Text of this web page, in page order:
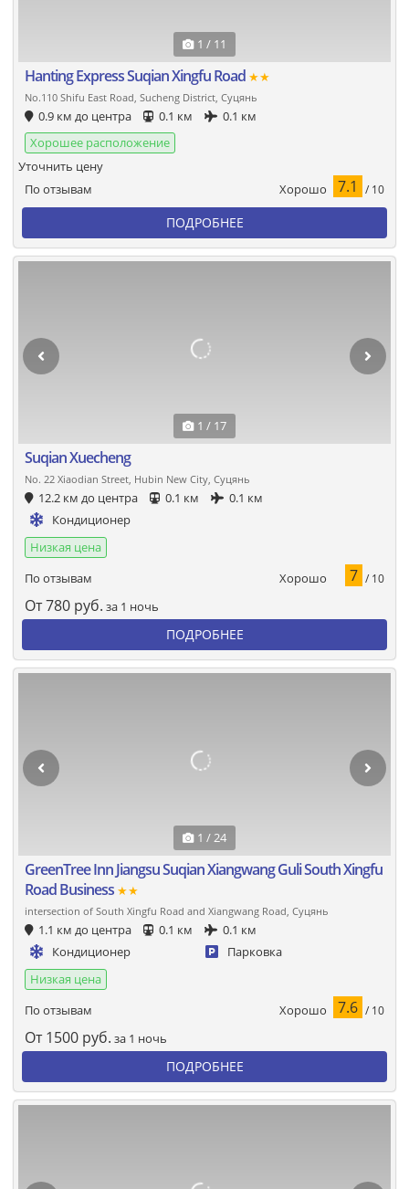
1 / 11
Hanting Express Suqian Xingfu Road ★★
No.110 Shifu East Road, Sucheng District, Суцянь
0.9 км до центра 0.1 км
0.1 км
Хорошее расположение
По отзывам Хорошо 7.1 / 10
Уточнить цену
ПОДРОБНЕЕ
1 / 17
Suqian Xuecheng
No. 22 Xiaodian Street, Hubin New City, Суцянь
12.2 км до центра 0.1 км
0.1 км
Кондиционер
Низкая цена
По отзывам
Хорошо 7 / 10
От780 руб. за 1 ночь
ПОДРОБНЕЕ
1 / 24
GreenTree Inn Jiangsu Suqian Xiangwang Guli South Xingfu
Road Business ★★
intersection of South Xingfu Road and Xiangwang Road, Суцянь
1.1 км до центра 0.1 км
0.1 км
Кондиционер
Парковка
Низкая цена
По отзывам
Хорошо 7.6 / 10
От 1500 руб. за 1 ночь
ПОДРОБНЕЕ